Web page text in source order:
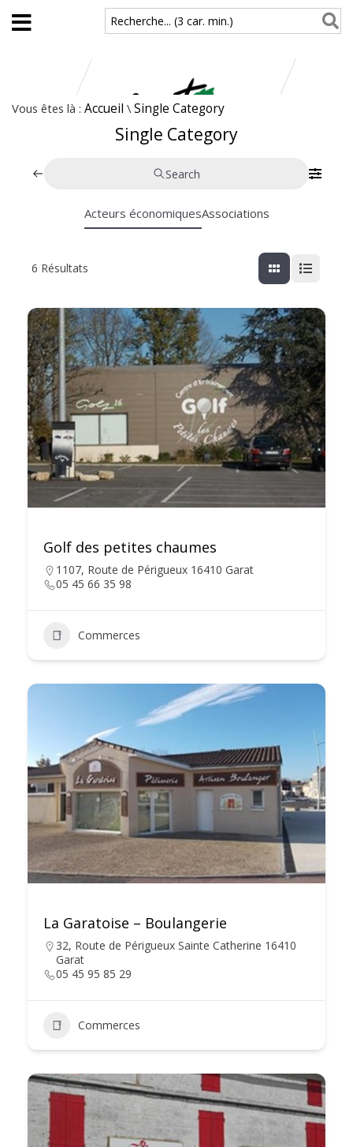
Aller au contenu principal
Recherche... (3 car. min.)
Vous êtes là : Accueil \ Single Category
Single Category
Search
Acteurs économiquesAssociations
6 Résultats
Golf des petites chaumes
1107, Route de Périgueux 16410 Garat
05 45 66 35 98
Commerces
La Garatoise – Boulangerie
32, Route de Périgueux Sainte Catherine 16410
Garat
05 45 95 85 29
Commerces